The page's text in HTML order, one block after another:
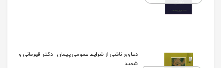
دعاوی ناشی از شرایط عمومی پیمان | دکتر قهرمانی و
شمسا